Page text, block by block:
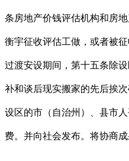
条房地产价钱评估机构和房
衡宇征收评估工做，或者被
过渡安设期间，第十五条除
补和谈后现实搬家的先后挨
设区的市（自治州）、县市
费。并向社会发布。将协商